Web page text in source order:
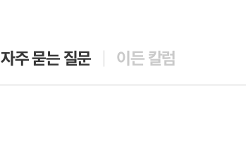
자주 묻는 질문 이든 칼럼